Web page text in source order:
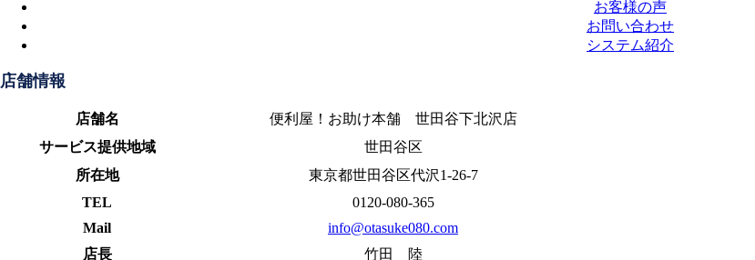
お客様の声
お問い合わせ
システム紹介
店舗情報
店舗名
便利屋！お助け本舗 世田谷下北沢店
サービス提供地域
世田谷区
所在地
東京都世田谷区代沢1-26-7
TEL
0120-080-365
Mail
info@otasuke080.com
店長
竹田 陸